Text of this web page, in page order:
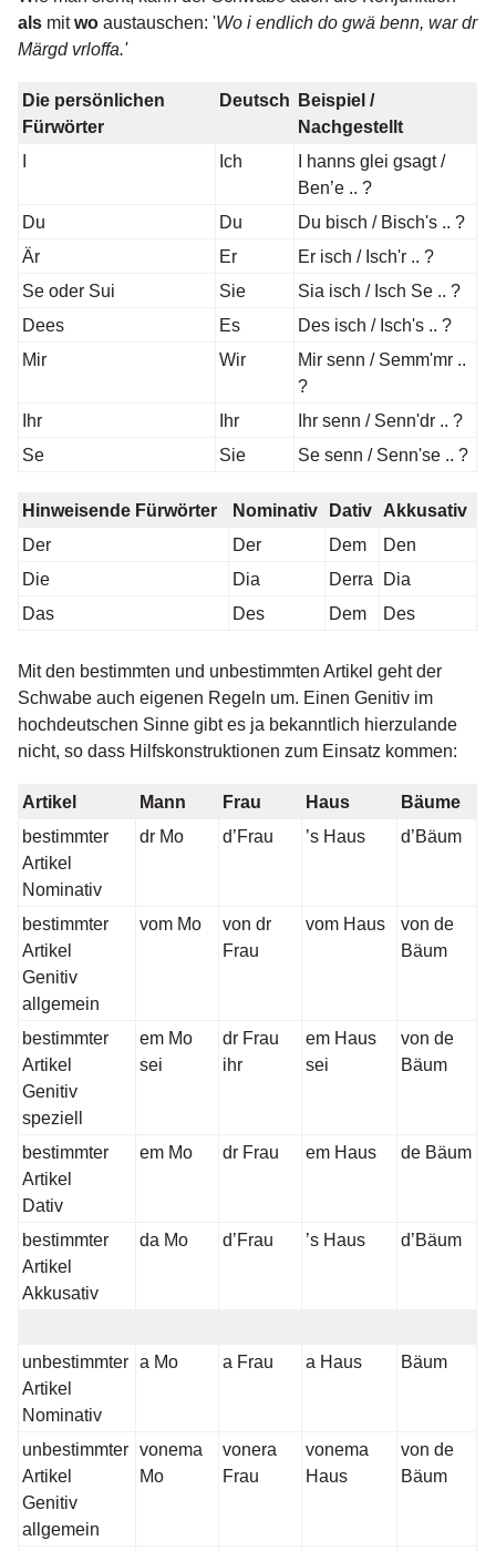
als mitwo austauschen: 'Wo i endlich do gwä benn, war dr
Märgd vrloffa.'
Die persönlichen
Fürwörter
Deutsch Beispiel /
Nachgestellt
I
Ich
I hanns glei gsagt /
Ben’e .. ?
Du
Du
Du bisch / Bisch's .. ?
Är
Er
Er isch / Isch'r .. ?
Se oder Sui
Sie
Sia isch / Isch Se .. ?
Dees
Es
Des isch / Isch's .. ?
Mir
Wir
Mir senn / Semm'mr ..
?
Ihr
Ihr
Ihr senn / Senn'dr .. ?
Se
Sie Se senn / Senn'se .. ?
Hinweisende Fürwörter Nominativ Dativ
Akkusativ
Der
Der Dem
Den
Die
Dia Derra
Dia
Das
Des Dem Des
Mit den bestimmten und unbestimmten Artikel geht der
Schwabe auch eigenen Regeln um. Einen Genitiv im
hochdeutschen Sinne gibt es ja bekanntlich hierzulande
nicht, so dass Hilfskonstruktionen zum Einsatz kommen:
Artikel Mann Frau Haus
Bäume
bestimmter
Artikel
Nominativ
dr Mo d’Frau ’s Haus d’Bäum
bestimmter
Artikel
Genitiv
allgemein
vom Mo
von dr
Frau
vom Haus
von de
Bäum
bestimmter
Artikel
Genitiv
speziell
em Mo
sei
dr Frau
ihr
em Haus
sei
von de
Bäum
bestimmter
Artikel
Dativ
em Mo dr Frau em Haus de Bäum
bestimmter
Artikel
Akkusativ
da Mo d’Frau ’s Haus d’Bäum
unbestimmter
Artikel
Nominativ
a Mo a Frau a Haus Bäum
unbestimmter
Artikel
Genitiv
allgemein
vonema
Mo
vonera
Frau
vonema
Haus
von de
Bäum